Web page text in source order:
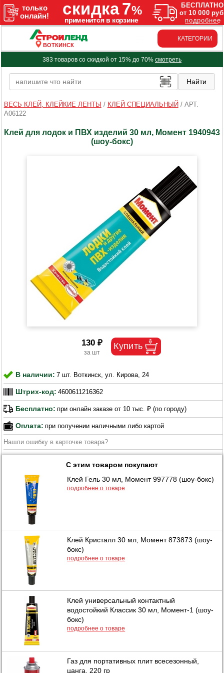
ВОТКИНСК
КАТЕГОРИИ
383 товаров со скидкой от 15% до 70% смотреть
ВЕСЬ КЛЕЙ, КЛЕЙКИЕ ЛЕНТЫ / КЛЕЙ СПЕЦИАЛЬНЫЙ / АРТ.
A06122
Клей для лодок и ПВХ изделий 30 мл, Момент 1940943
(шоу-бокс)
130 ₽
В наличии: 7 шт. Воткинск, ул. Кирова, 24
Штрих-код: 4600611216362
Бесплатно: при онлайн заказе от 10 тыс. ₽ (по городу)
Оплата: при получении наличными либо картой
Нашли ошибку в карточке товара?
С этим товаром покупают
Клей Гель 30 мл, Момент 997778 (шоу-бокс)
подробнее о товаре
Клей Кристалл 30 мл, Момент 873873 (шоу-
бокс)
подробнее о товаре
Клей универсальный контактный
водостойкий Классик 30 мл, Момент-1 (шоу-
бокс)
подробнее о товаре
Газ для портативных плит всесезонный,
цанга, 220 гр